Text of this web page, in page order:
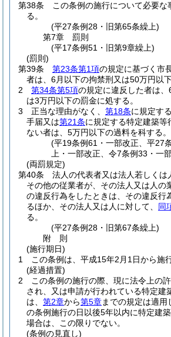
第38条
この条例の施行について必要な
る。
(平27条例28・旧第65条繰上)
第7章
罰則
(平17条例51・旧第9章繰上)
(罰則)
第39条
第23条第1項の規定に基づく市
者は、6月以下の拘禁刑又は50万円以
2
第34条第5項の規定に違反した者は、
は3万円以下の罰金に処する。
3
正当な理由がなく、 第18条に規定す
手届又は第21条に規定する特定建築等
ない者は、5万円以下の過料を科する。
(平19条例61・一部改正、平27
上・一部改正、令7条例33・一
(両罰規定)
第40条
法人の代表者又は法人若しくは
その他の従業者が、その法人又は人の
の違反行為をしたときは、その違反行
るほか、その法人又は人に対して、 同
る。
(平27条例28・旧第67条繰上)
附 則
(施行期日)
1
この条例は、平成15年2月1日から施
(経過措置)
2
この条例の施行の際、現に法令上の
され、又は申請が行われている特定建
は、 第2章から第5章までの規定は適用
の条例施行の日以後5年以内に特定建
場合は、この限りでない。
(条例の見直し)